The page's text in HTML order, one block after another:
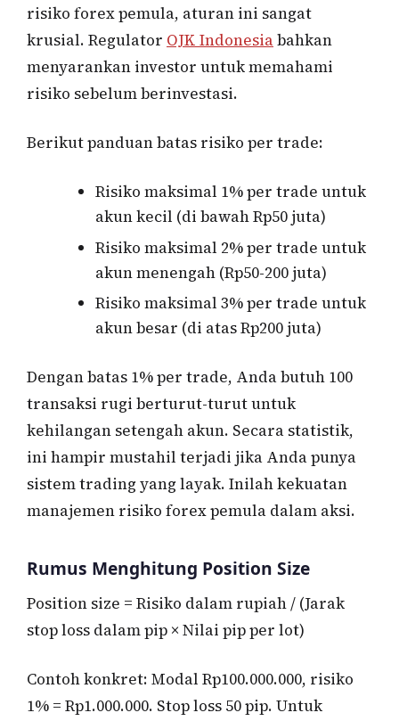
risiko forex pemula, aturan ini sangat
krusial. Regulator OJK Indonesiabahkan
menyarankan investor untuk memahami
risiko sebelum berinvestasi.
Berikut panduan batas risiko per trade:
Risiko maksimal 1% per trade untuk
akun kecil (di bawah Rp50 juta)
Risiko maksimal 2% per trade untuk
akun menengah (Rp50-200 juta)
Risiko maksimal 3% per trade untuk
akun besar (di atas Rp200 juta)
Dengan batas 1% per trade, Anda butuh 100
transaksi rugi berturut-turut untuk
kehilangan setengah akun. Secara statistik,
ini hampir mustahil terjadi jika Anda punya
sistem trading yang layak. Inilah kekuatan
manajemen risiko forex pemula dalam aksi.
Rumus Menghitung Position Size
Position size = Risiko dalam rupiah / (Jarak
stop loss dalam pip × Nilai pip per lot)
Contoh konkret: Modal Rp100.000.000, risiko
1% = Rp1.000.000. Stop loss 50 pip. Untuk